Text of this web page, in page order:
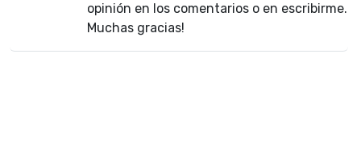
opinión en los comentarios o en escribirme.
Muchas gracias!